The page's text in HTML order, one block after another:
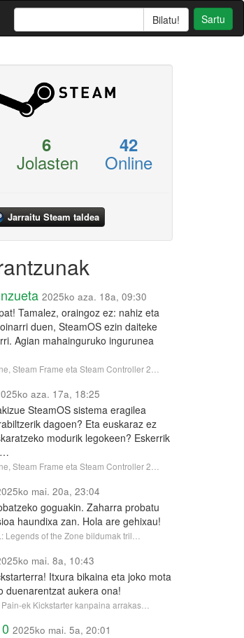
Sartu
6
Jolasten
42
Online
Jarraitu Steam taldea
2025ko aza. 18a, 09:30
Tamalez, oraingoz ez: nahiz eta
duen, SteamOS ezin daiteke
Agian mahainguruko ingurunea
Steam Frame eta Steam Controller 2…
aza. 17a, 18:25
SteamOS sistema eragilea
dagoen? Eta euskaraz ez
modurik legokeen? Eskerrik
Steam Frame eta Steam Controller 2…
mai. 20a, 23:04
goguakin. Zaharra probatu
haundixa zan. Hola are gehixau!
Legends of the Zone bildumak tril…
mai. 8a, 10:43
Itxura bikaina eta joko mota
duenarentzat aukera ona!
ek Kickstarter kanpaina arrakas…
2025ko mai. 5a, 20:01